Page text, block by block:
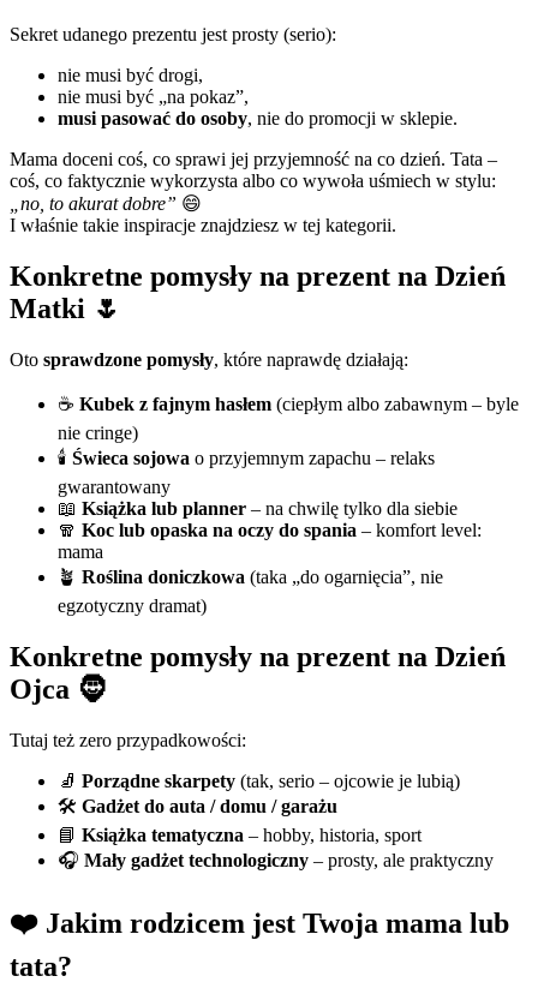
Sekret udanego prezentu jest prosty (serio):
nie musi być drogi,
nie musi być „na pokaz”,
musi pasować do osoby, nie do promocji w sklepie.
Mama doceni coś, co sprawi jej przyjemność na co dzień. Tata –
coś, co faktycznie wykorzysta albo co wywoła uśmiech w stylu:
„no, to akurat dobre” 😄
I właśnie takie inspiracje znajdziesz w tej kategorii.
Konkretne pomysły na prezent na Dzień
Matki 🌷
Oto sprawdzone pomysły, które naprawdę działają:
☕ Kubek z fajnym hasłem (ciepłym albo zabawnym – byle
nie cringe)
🕯️ Świeca sojowa o przyjemnym zapachu – relaks
gwarantowany
📖 Książka lub planner – na chwilę tylko dla siebie
🧣 Koc lub opaska na oczy do spania – komfort level:
mama
🪴 Roślina doniczkowa (taka „do ogarnięcia”, nie
egzotyczny dramat)
Konkretne pomysły na prezent na Dzień
Ojca 🧔
Tutaj też zero przypadkowości:
🧦 Porządne skarpety (tak, serio – ojcowie je lubią)
🛠️ Gadżet do auta / domu / garażu
📘 Książka tematyczna – hobby, historia, sport
🎧 Mały gadżet technologiczny – prosty, ale praktyczny
❤️ Jakim rodzicem jest Twoja mama lub
tata?